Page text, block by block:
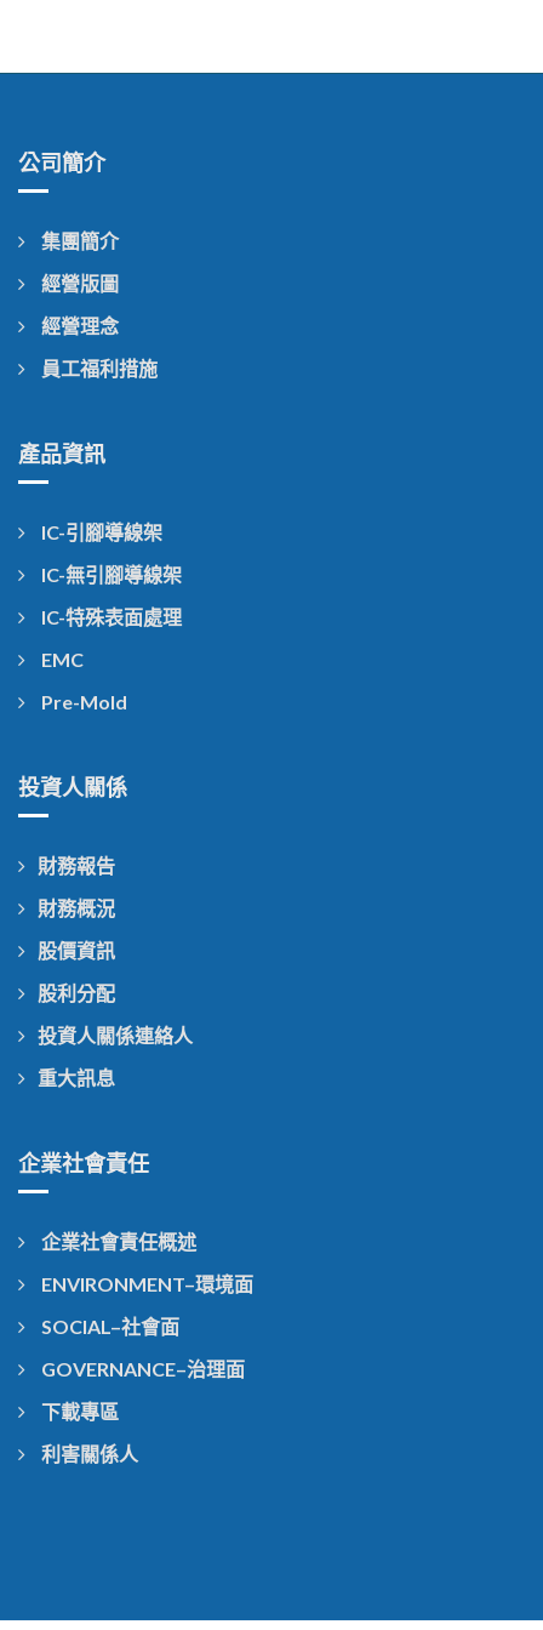
公司簡介
集團簡介
經營版圖
經營理念
員工福利措施
產品資訊
IC-引腳導線架
IC-無引腳導線架
IC-特殊表面處理
EMC
Pre-Mold
投資人關係
財務報告
財務概況
股價資訊
股利分配
投資人關係連絡人
重大訊息
企業社會責任
企業社會責任概述
ENVIRONMENT–環境面
SOCIAL–社會面
GOVERNANCE–治理面
下載專區
利害關係人